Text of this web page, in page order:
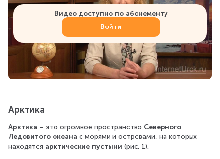
Видео доступно по абонементу
Войти
Арктика
Арктика – это огромное пространство Северного
Ледовитого океана с морями и островами, на которых
находятся арктические пустыни (рис. 1).